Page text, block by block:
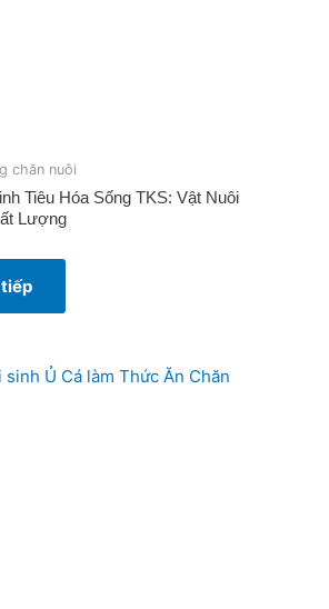
chăn nuôi
Tiêu Hóa Sống TKS: Vật Nuôi
Lượng